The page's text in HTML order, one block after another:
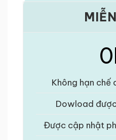
Không hạn
Dowload
Được cập nhật